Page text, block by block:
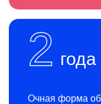
2
Очная форма